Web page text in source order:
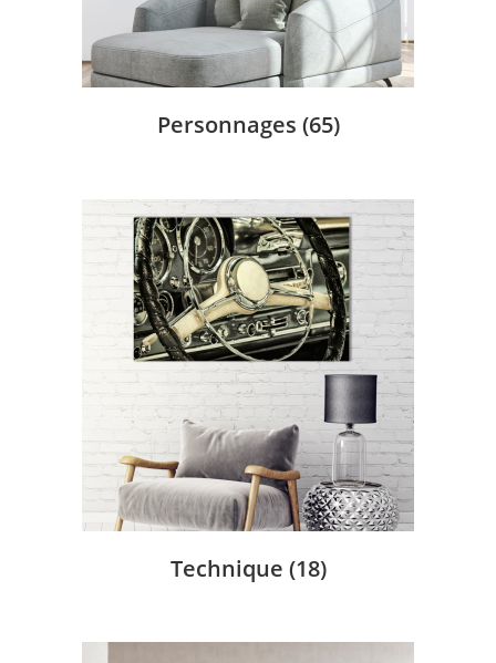
Personnages (65)
Technique (18)